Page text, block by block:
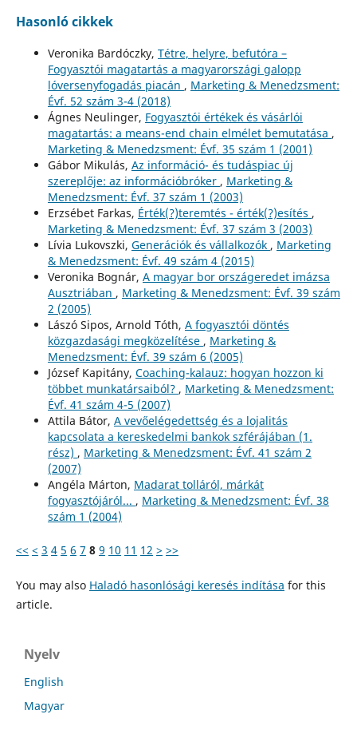
Hasonló cikkek
Veronika Bardóczky, Tétre, helyre, befutóra –
Fogyasztói magatartás a magyarországi galopp
lóversenyfogadás piacán , Marketing & Menedzsment:
Évf. 52 szám 3-4 (2018)
Ágnes Neulinger, Fogyasztói értékek és vásárlói
magatartás: a means-end chain elmélet bemutatása ,
Marketing & Menedzsment: Évf. 35 szám 1 (2001)
Gábor Mikulás, Az információ- és tudáspiac új
szereplője: az információbróker , Marketing &
Menedzsment: Évf. 37 szám 1 (2003)
Erzsébet Farkas, Érték(?)teremtés - érték(?)esítés ,
Marketing & Menedzsment: Évf. 37 szám 3 (2003)
Lívia Lukovszki, Generációk és vállalkozók , Marketing
& Menedzsment: Évf. 49 szám 4 (2015)
Veronika Bognár, A magyar bor országeredet imázsa
Ausztriában , Marketing & Menedzsment: Évf. 39 szám
2 (2005)
Lászó Sipos, Arnold Tóth, A fogyasztói döntés
közgazdasági megközelítése , Marketing &
Menedzsment: Évf. 39 szám 6 (2005)
József Kapitány, Coaching-kalauz: hogyan hozzon ki
többet munkatársaiból? , Marketing & Menedzsment:
Évf. 41 szám 4-5 (2007)
Attila Bátor, A vevőelégedettség és a lojalitás
kapcsolata a kereskedelmi bankok szférájában (1.
rész) , Marketing & Menedzsment: Évf. 41 szám 2
(2007)
Angéla Márton, Madarat tolláról, márkát
fogyasztójáról... , Marketing & Menedzsment: Évf. 38
szám 1 (2004)
<< < 3 4 5 6 7 8 9 10 11 12 > >>
You may also Haladó hasonlósági keresés indítása for this
article.
Nyelv
English
Magyar